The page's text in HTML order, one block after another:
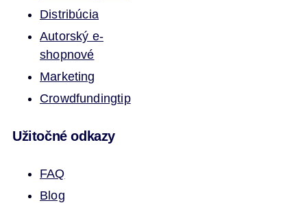
Distribúcia
Autorský e-
shopnové
Marketing
Crowdfundingtip
Užitočné odkazy
FAQ
Blog